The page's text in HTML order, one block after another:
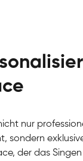
nur
sondern
der das